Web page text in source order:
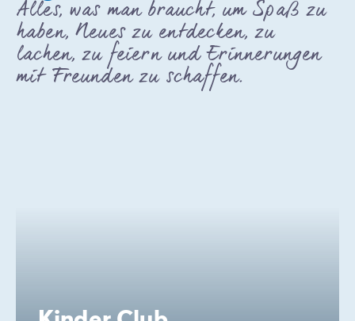
Alles, was man braucht, um Spaß zu
haben, Neues zu entdecken, zu
lachen, zu feiern und Erinnerungen
mit Freunden zu schaffen.